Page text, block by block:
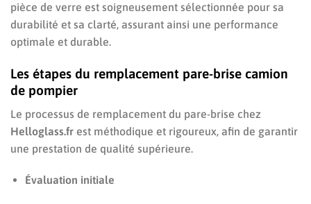
pièce de verre est soigneusement sélectionnée pour sa
durabilité et sa clarté, assurant ainsi une performance
optimale et durable.
Les étapes du remplacement pare-brise camion
de pompier
Le processus de remplacement du pare-brise chez
Helloglass.fr est méthodique et rigoureux, afin de garantir
une prestation de qualité supérieure.
Évaluation initiale